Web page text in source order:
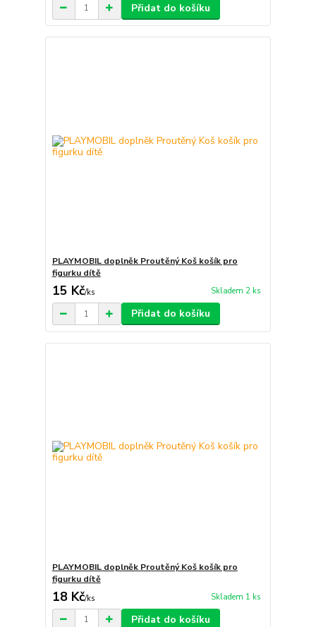
Přidat do košíku
PLAYMOBIL doplněk Proutěný Koš košík pro
figurku dítě
15 Kč/ks Skladem 2 ks
Přidat do košíku
PLAYMOBIL doplněk Proutěný Koš košík pro
figurku dítě
18 Kč/ks Skladem 1 ks
Přidat do košíku